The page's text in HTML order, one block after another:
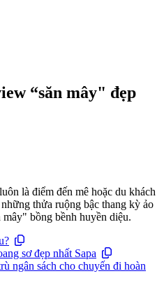
“săn mây" đẹp
là điểm đến mê hoặc du khách
thửa ruộng bậc thang kỳ ảo
bồng bềnh huyền diệu.
sơ đẹp nhất Sapa
ngân sách cho chuyến đi hoàn